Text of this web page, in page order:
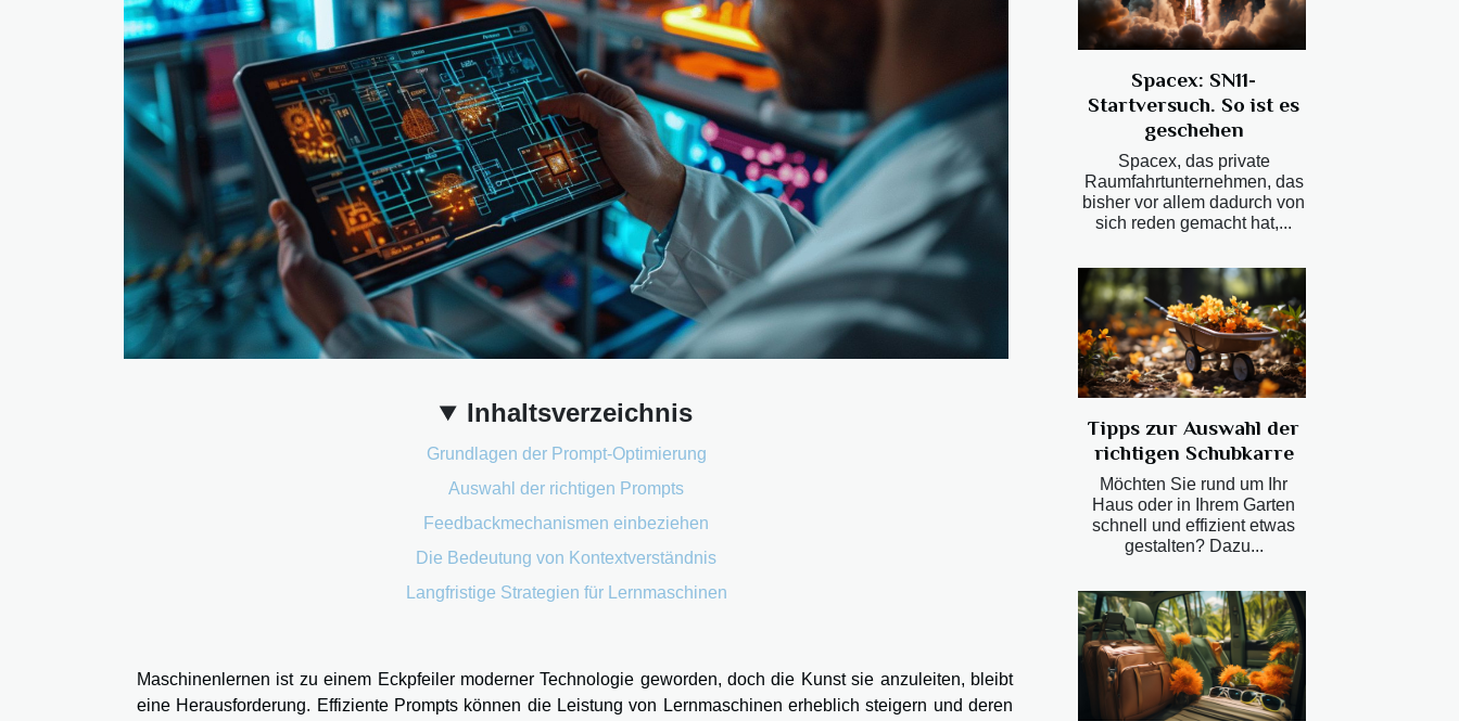
Inhaltsverzeichnis
Grundlagen der Prompt-Optimierung
Auswahl der richtigen Prompts
Feedbackmechanismen einbeziehen
Die Bedeutung von Kontextverständnis
Langfristige Strategien für Lernmaschinen
Maschinenlernen ist zu einem Eckpfeiler moderner Technologie geworden, doch die Kunst sie anzuleiten, bleibt
eine Herausforderung. Effiziente Prompts können die Leistung von Lernmaschinen erheblich steigern und deren
Spacex: SN11-
Startversuch. So ist es
geschehen
Spacex, das private
Raumfahrtunternehmen, das
bisher vor allem dadurch von
sich reden gemacht hat,...
Tipps zur Auswahl der
richtigen Schubkarre
Möchten Sie rund um Ihr
Haus oder in Ihrem Garten
schnell und effizient etwas
gestalten? Dazu...